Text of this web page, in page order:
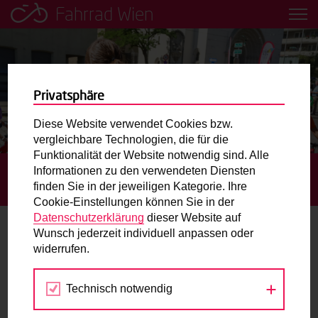
Fahrrad Wien
Leih dir einfach ein Transportfahrrad in deiner Nähe aus!
Mobilitätsbildung für Kinder und
Jugendliche
Radweg-Projektkarte
Routenplaner
Mit dem Fahrrad in Wien unterwegs? Hier finden Sie die
beste Route.
Wunschbox
Sie haben ein Anliegen zum Radverkehr? Schreiben Sie
STARTSEITE TERMINE
GRATIS RADFAHRTRAINING AM
RADMOTORIKPARK KAISERMÜHLEN
25.
OKT
2026
Privatsphäre
Diese Website verwendet Cookies bzw.
vergleichbare Technologien, die für die
Funktionalität der Website notwendig sind. Alle
Informationen zu den verwendeten Diensten
finden Sie in der jeweiligen Kategorie. Ihre
Cookie-Einstellungen können Sie in der
Datenschutzerklärung dieser Website auf
Wunsch jederzeit individuell anpassen oder
widerrufen.
Technisch notwendig